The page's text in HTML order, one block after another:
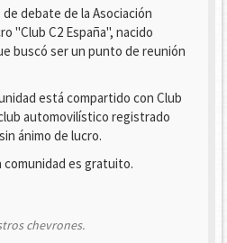
debate de la Asociación
"Club C2 España", nacido
buscó ser un punto de reunión
está compartido con Club
automovilístico registrado
ánimo de lucro.
comunidad es gratuito.
chevrones.